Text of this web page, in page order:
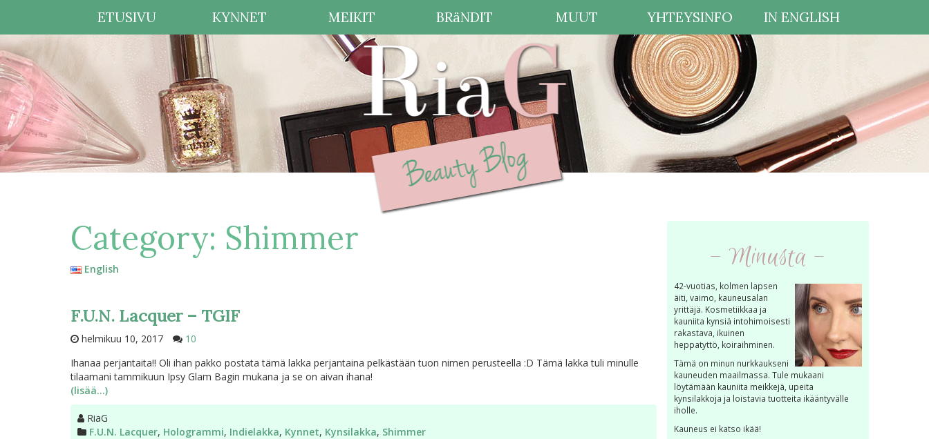
ETUSIVU KYNNET MEIKIT BRäNDIT MUUT YHTEYSINFO IN ENGLISH
Category: Shimmer
English
F.U.N. Lacquer – TGIF
helmikuu 10, 2017
10
Ihanaa perjantaita!! Oli ihan pakko postata tämä lakka perjantaina pelkästään tuon nimen perusteella :D Tämä lakka tuli minulle
tilaamani tammikuun Ipsy Glam Bagin mukana ja se on aivan ihana!
(lisää…)
Kirjoittaja
RiaG
Kategoriat
F.U.N. Lacquer, Hologrammi, Indielakka, Kynnet, Kynsilakka, Shimmer
- Minusta -
42-vuotias, kolmen lapsen
äiti, vaimo, kauneusalan
yrittäjä. Kosmetiikkaa ja
kauniita kynsiä intohimoisesti
rakastava, ikuinen
heppatyttö, koiraihminen.
Tämä on minun nurkkaukseni
kauneuden maailmassa. Tule mukaani
löytämään kauniita meikkejä, upeita
kynsilakkoja ja loistavia tuotteita ikääntyvälle
iholle.
Kauneus ei katso ikää!